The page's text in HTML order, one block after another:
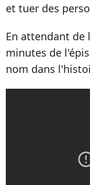
et tuer des
En attendant de
minutes de
nom dans